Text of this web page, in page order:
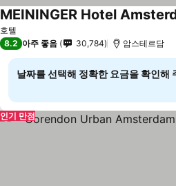
호텔
MEININGER Hotel
8.2 아주 좋음 30,784 암스테르담
날짜를 선택해 정확한 요금을 확인해
인기 만점